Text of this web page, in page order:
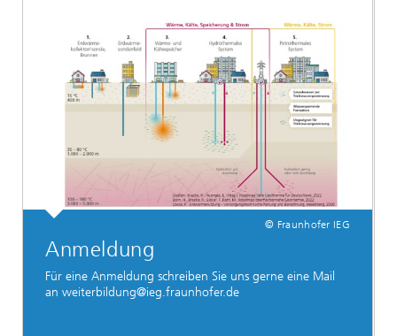
© Fraunhofer IEG
Anmeldung
Für eine Anmeldung schreiben Sie uns gerne eine Mail
an weiterbildung@ieg.fraunhofer.de